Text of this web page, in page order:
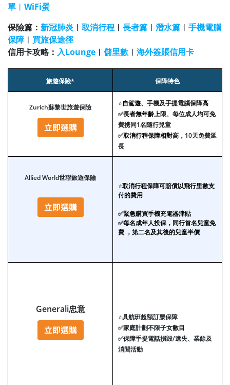
單 ︱ WiFi蛋
保險篇： 新冠肺炎 ︱ 取消行程 ︱ 長者篇 ︱ 潛水篇 ︱ 手機電腦
保障︱ 買旅保途徑
信用卡攻略： 入Lounge ︱ 儲里數 ︱ 海外簽賬信用卡
旅遊保險* 保障特色
Zurich蘇黎世旅遊保險 ⭐自駕遊、手機及手提電腦保障高
✅長者無年齡上限、每位成人均可免
費携同1名隨行兒童
✅取消行程保障相對高， 10天免費延
長
Allied World世聯旅遊保險
⭐取消行程保障可賠償以飛行里數支
付的費用
✅緊急購買手機充電器津貼
✅每名成年人投保，同行首名兒童免
費 ，第二名及其後的兒童半價
Generali忠意
⭐具航班超額訂票保障
✅家庭計劃不限子女數目
✅保障手提電話損毀/遺失、業餘及
消閒活動